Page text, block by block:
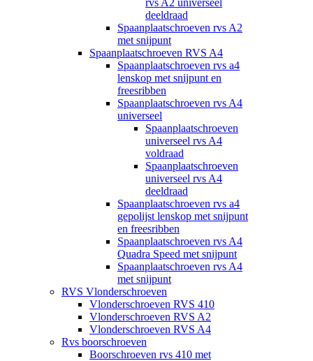
rvs A2 universeel
deeldraad
Spaanplaatschroeven rvs A2
met snijpunt
Spaanplaatschroeven RVS A4
Spaanplaatschroeven rvs a4
lenskop met snijpunt en
freesribben
Spaanplaatschroeven rvs A4
universeel
Spaanplaatschroeven
universeel rvs A4
voldraad
Spaanplaatschroeven
universeel rvs A4
deeldraad
Spaanplaatschroeven rvs a4
gepolijst lenskop met snijpunt
en freesribben
Spaanplaatschroeven rvs A4
Quadra Speed met snijpunt
Spaanplaatschroeven rvs A4
met snijpunt
RVS Vlonderschroeven
Vlonderschroeven RVS 410
Vlonderschroeven RVS A2
Vlonderschroeven RVS A4
Rvs boorschroeven
Boorschroeven rvs 410 met